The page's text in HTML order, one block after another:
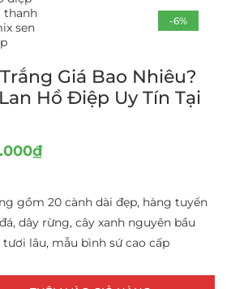
-6%
Giá Bao Nhiêu?
Hồ Điệp Uy Tín Tại
₫
gồm 20 cành dài đẹp, hàng tuyển
dây rừng, cây xanh nguyên bầu
lâu, mẫu bình sứ cao cấp